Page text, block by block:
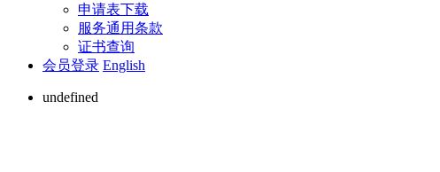
申请表下载
服务通用条款
证书查询
会员登录 English
undefined